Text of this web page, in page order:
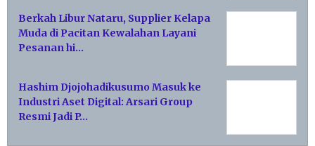
Berkah Libur Nataru, Supplier Kelapa
Muda di Pacitan Kewalahan Layani
Pesanan hi…
Hashim Djojohadikusumo Masuk ke
Industri Aset Digital: Arsari Group
Resmi Jadi P…